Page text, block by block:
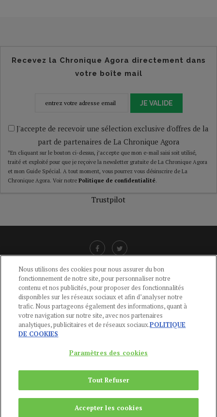
Recevez la Chronique Agora directement dans
votre boîte mail
JE VALIDE
J'accepte de recevoir une sélection exclusive d'offres de la
part de partenaires de La Chronique Agora
*En cliquant sur le bouton ci-dessus, j’accepte que mon e-mail saisi soit utilisé,
traité et exploité pour que je reçoive la newsletter gratuite de La Chronique Agora
et mon Guide Spécial. A tout moment, vous pourrez vous désinscrire de La
Chronique Agora. Voir notre Politique de confidentialité.
Trustpilot
CGU-POLITIQUE DE CONFIDENTIALITÉ -POLITIQUE DES COOKIES
MENTIONS LÉGALES -AIDE
CONTACT
01 44 59 91 11
Du Lundi au Vendredi, 9h-13h et 14h-17h
Copyright © 2024Publications Agora
REMONTER
Nous utilisons des cookies pour nous assurer du bon
fonctionnement de notre site, pour personnaliser notre
contenu et nos publicités, pour proposer des fonctionnalités
disponibles sur les réseaux sociaux et afin d’analyser notre
trafic. Nous partageons également des informations, quant à
votre navigation sur notre site, avec nos partenaires
analytiques, publicitaires et de réseaux sociaux.POLITIQUE
DE COOKIES
Paramètres des cookies
Tout Refuser
Accepter les cookies